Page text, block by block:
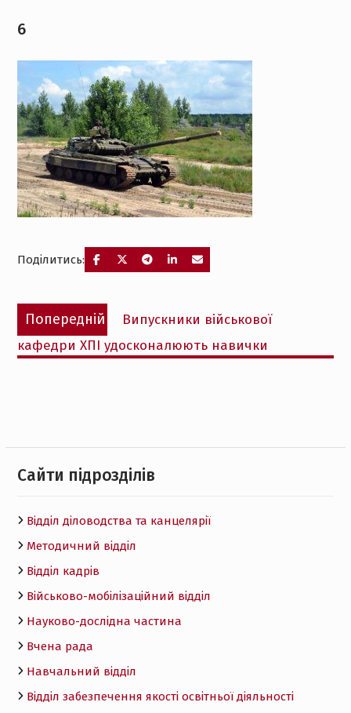
6
Поділитись:
Навігація
записів
Попередній
Попередній
запис:
Випускники військової
кафедри ХПІ удосконалюють навички
Cайти підрозділів
Відділ діловодства та канцелярії
Методичний відділ
Відділ кадрів
Військово-мобілізаційний відділ
Науково-дослідна частина
Вчена рада
Навчальний відділ
Відділ забезпечення якості освітньої діяльності